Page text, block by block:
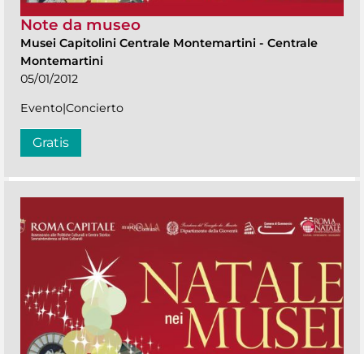
Note da museo
Musei Capitolini Centrale Montemartini - Centrale
Montemartini
05/01/2012
Evento|Concierto
Gratis